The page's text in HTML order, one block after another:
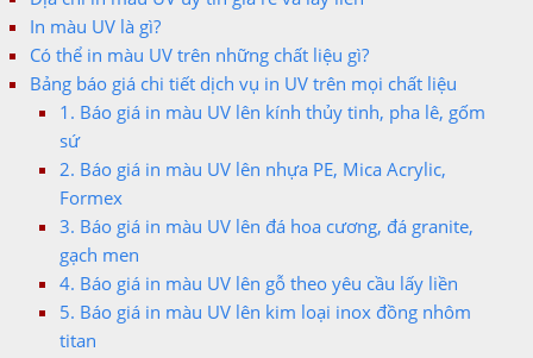
In màu UV là gì?
Có thể in màu UV trên những chất liệu gì?
Bảng báo giá chi tiết dịch vụ in UV trên mọi chất liệu
1. Báo giá in màu UV lên kính thủy tinh, pha lê, gốm
sứ
2. Báo giá in màu UV lên nhựa PE, Mica Acrylic,
Formex
3. Báo giá in màu UV lên đá hoa cương, đá granite,
gạch men
4. Báo giá in màu UV lên gỗ theo yêu cầu lấy liền
5. Báo giá in màu UV lên kim loại inox đồng nhôm
titan